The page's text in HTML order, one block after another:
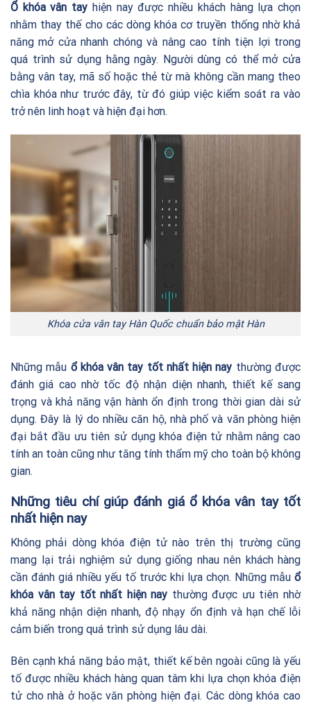
Ổ khóa vân tay hiện nay được nhiều khách hàng lựa chọn
nhằm thay thế cho các dòng khóa cơ truyền thống nhờ khả
năng mở cửa nhanh chóng và nâng cao tính tiện lợi trong
quá trình sử dụng hằng ngày. Người dùng có thể mở cửa
bằng vân tay, mã số hoặc thẻ từ mà không cần mang theo
chìa khóa như trước đây, từ đó giúp việc kiểm soát ra vào
trở nên linh hoạt và hiện đại hơn.
Khóa cửa vân tay Hàn Quốc chuẩn bảo mật Hàn
Những mẫu ổ khóa vân tay tốt nhất hiện nay thường được
đánh giá cao nhờ tốc độ nhận diện nhanh, thiết kế sang
trọng và khả năng vận hành ổn định trong thời gian dài sử
dụng. Đây là lý do nhiều căn hộ, nhà phố và văn phòng hiện
đại bắt đầu ưu tiên sử dụng khóa điện tử nhằm nâng cao
tính an toàn cũng như tăng tính thẩm mỹ cho toàn bộ không
gian.
Những tiêu chí giúp đánh giá ổ khóa vân tay tốt
nhất hiện nay
Không phải dòng khóa điện tử nào trên thị trường cũng
mang lại trải nghiệm sử dụng giống nhau nên khách hàng
cần đánh giá nhiều yếu tố trước khi lựa chọn. Những mẫu ổ
khóa vân tay tốt nhất hiện nay thường được ưu tiên nhờ
khả năng nhận diện nhanh, độ nhạy ổn định và hạn chế lỗi
cảm biến trong quá trình sử dụng lâu dài.
Bên cạnh khả năng bảo mật, thiết kế bên ngoài cũng là yếu
tố được nhiều khách hàng quan tâm khi lựa chọn khóa điện
tử cho nhà ở hoặc văn phòng hiện đại. Các dòng khóa cao